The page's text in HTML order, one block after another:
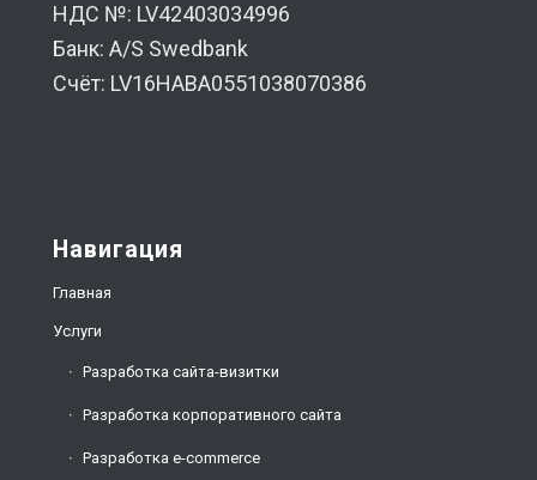
НДС №: LV42403034996
Банк: A/S Swedbank
Счёт: LV16HABA0551038070386
Навигация
Главная
Услуги
Разработка сайта-визитки
Разработка корпоративного сайта
Разработка e-commerce